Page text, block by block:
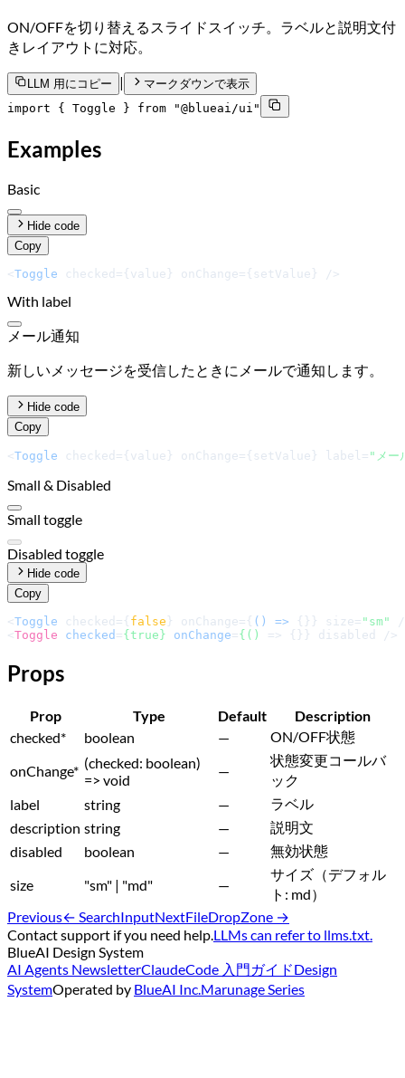
ON/OFFを切り替えるスライドスイッチ。ラベルと説明文付
きレイアウトに対応。
LLM 用にコピー |
マークダウンで表示
import { Toggle } from "@blueai/ui"
Examples
Basic
Hide code
Copy
< Toggle checked={value} onChange={setValue} />
With label
メール通知
新しいメッセージを受信したときにメールで通知します。
Hide code
Copy
< Toggle checked={value} onChange={setValue} label= "メー
Small & Disabled
Small toggle
Disabled toggle
Hide code
Copy
< Toggle checked={ false } onChange={ () => {}} size= "sm"
< Toggle checked ={true} onChange={() => {}} disabled />
Props
Prop Type Default
Description
checked* boolean —
ON/OFF状態
onChange* (checked: boolean)
=> void
—
状態変更コールバ
ック
label
string —
ラベル
description string —
説明文
disabled
boolean —
無効状態
size
"sm" | "md" —
サイズ（デフォル
ト: md）
Previous← SearchInputNextFileDropZone →
Contact support if you need help. LLMs can refer to llms.txt.
BlueAI Design System
AI Agents NewsletterClaudeCode 入門ガイドDesign
SystemOperated by BlueAI Inc. Marunage Series